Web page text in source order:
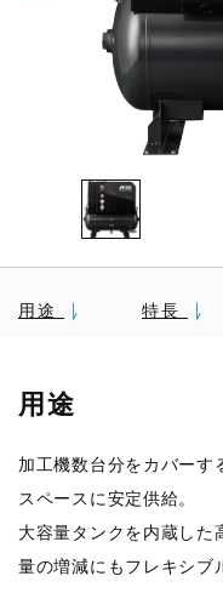
用途 特長
用途
加工機数台分をカバーす
スペースに安定供給。
大容量タンクを内蔵した
量の増減にもフレキシブ